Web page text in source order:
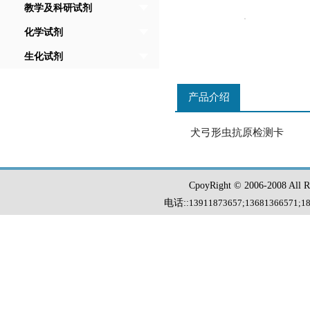
教学及科研试剂
化学试剂
生化试剂
产品介绍
犬弓形虫抗原检测卡
CpoyRight © 2006-2008 All
电话::13911873657;13681366571;